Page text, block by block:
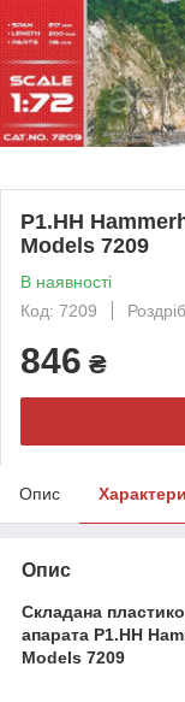
P1.HH
Models 7209
В наявності
Код: 7209
Роздріб
846 ₴
Опис
Опис
Складана
апарата P1.HH
Models 7209